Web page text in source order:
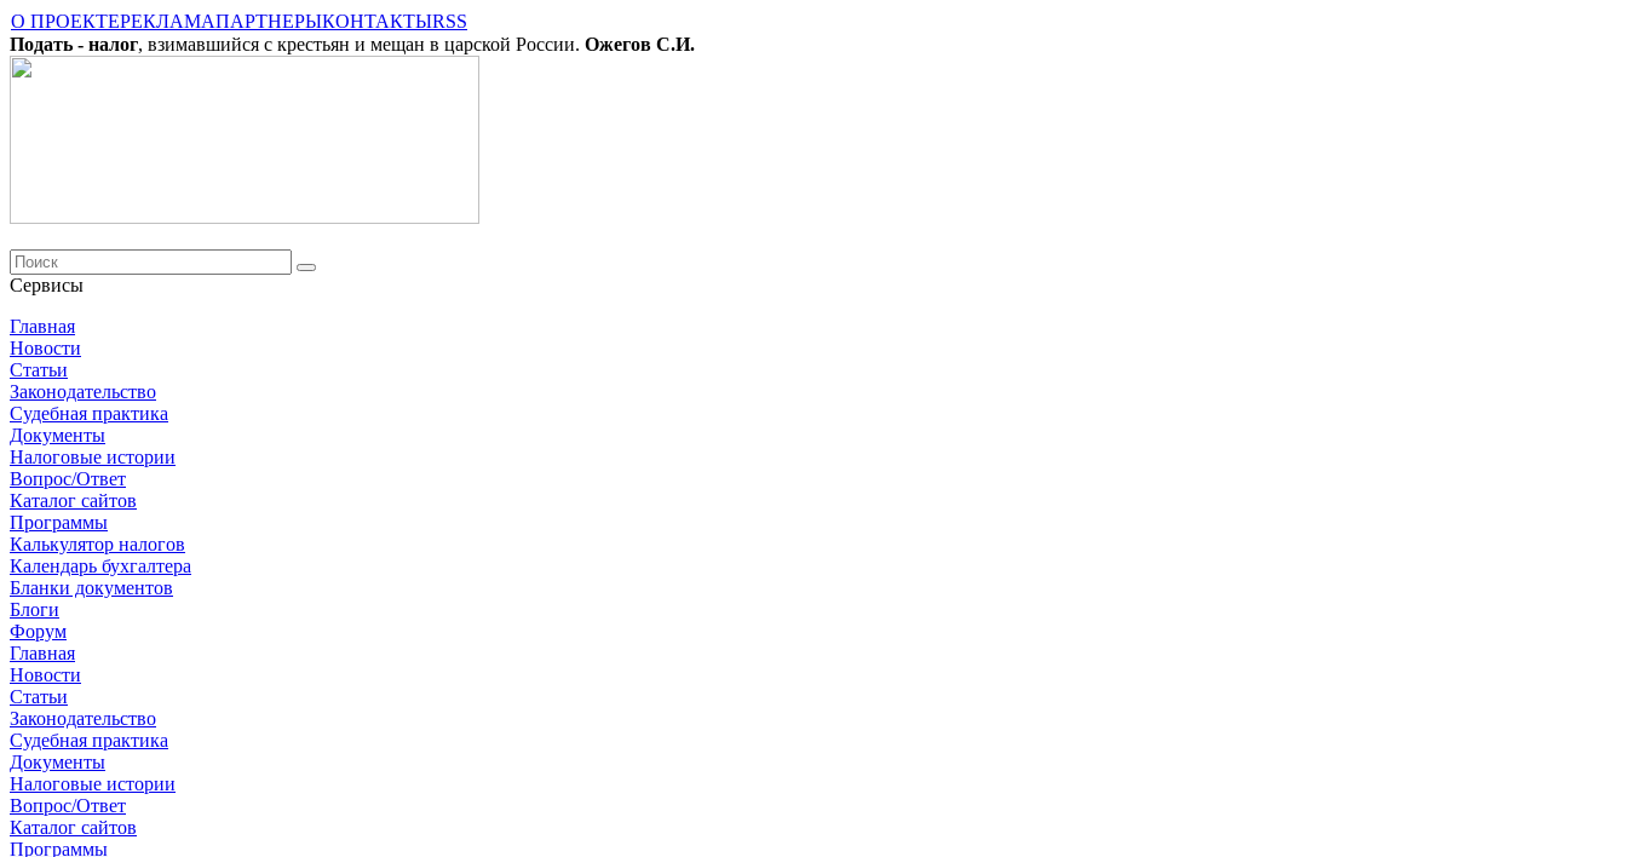
О ПРОЕКТЕРЕКЛАМАПАРТНЕРЫКОНТАКТЫRSS
Подать - налог, взимавшийся с крестьян и мещан в царской России. Ожегов С.И.
Сервисы
Главная
Новости
Cтатьи
Законодательство
Судебная практика
Документы
Налоговые истории
Вопрос/Ответ
Каталог сайтов
Программы
Калькулятор налогов
Календарь бухгалтера
Бланки документов
Блоги
Форум
Главная
Новости
Cтатьи
Законодательство
Судебная практика
Документы
Налоговые истории
Вопрос/Ответ
Каталог сайтов
Программы